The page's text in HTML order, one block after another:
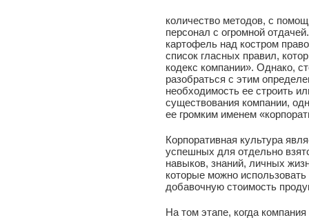
количество методов, с
персонал с огромной
картофель над костром
список гласных правил,
кодекс компании». Однако,
разобраться с этим
необходимость ее строить
существования компании,
ее громким именем
Корпоративная культура
успешных для отдельно
навыков, знаний, личных
которые можно
добавочную стоимость
На том этапе, когда